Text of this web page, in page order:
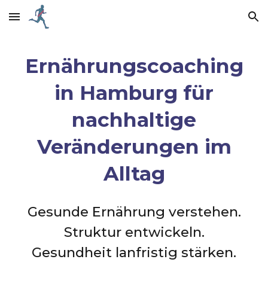
Skip to main content Skip to navigation
Ernährungscoaching
in Hamburg für
nachhaltige
Veränderungen im
Alltag
Gesunde Ernährung verstehen.
Struktur entwickeln.
Gesundheit lanfristig stärken.